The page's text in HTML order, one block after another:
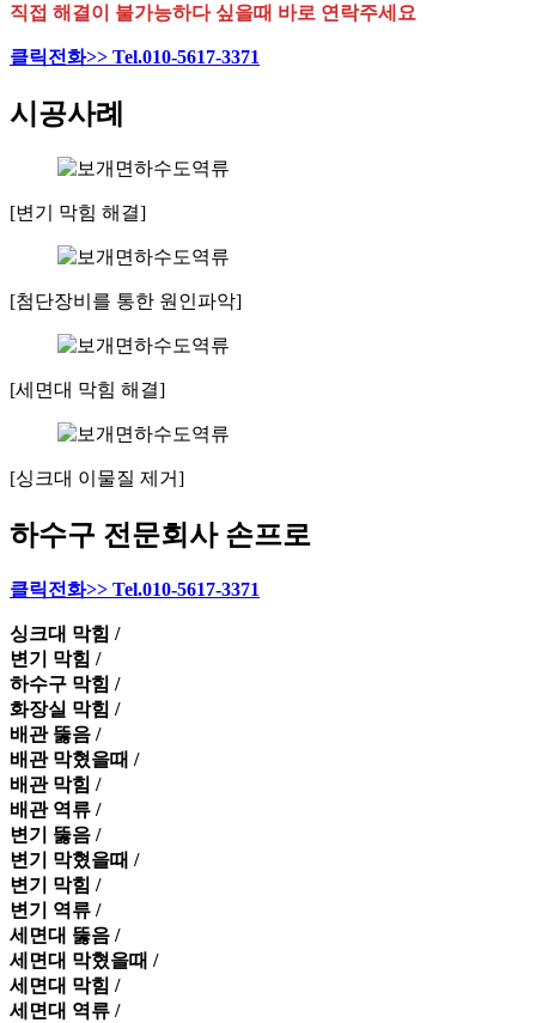
직접 해결이 불가능하다 싶을때 바로 연락주세요
클릭전화>> Tel.010-5617-3371
시공사례
[변기 막힘 해결]
[첨단장비를 통한 원인파악]
[세면대 막힘 해결]
[싱크대 이물질 제거]
하수구 전문회사 손프로
클릭전화>> Tel.010-5617-3371
싱크대 막힘 /
변기 막힘 /
하수구 막힘 /
화장실 막힘 /
배관 뚫음 /
배관 막혔을때 /
배관 막힘 /
배관 역류 /
변기 뚫음 /
변기 막혔을때 /
변기 막힘 /
변기 역류 /
세면대 뚫음 /
세면대 막혔을때 /
세면대 막힘 /
세면대 역류 /